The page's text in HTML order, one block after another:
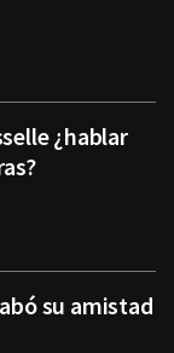
¿hablar
su amistad